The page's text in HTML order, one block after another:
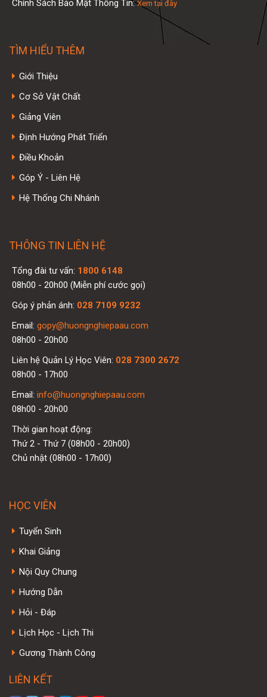
Chính Sách Bảo Mật Thông Tin:Xem tại đây
TÌM HIỂU THÊM
Giới Thiệu
Cơ Sở Vật Chất
Giảng Viên
Định Hướng Phát Triển
Điều Khoản
Góp Ý - Liên Hệ
Hệ Thống Chi Nhánh
THÔNG TIN LIÊN HỆ
Tổng đài tư vấn: 1800 6148
08h00 - 20h00 (Miễn phí cước gọi)
Góp ý phản ánh: 028 7109 9232
Email: gopy@huongnghiepaau.com
08h00 - 20h00
Liên hệ Quản Lý Học Viên: 028 7300 2672
08h00 - 17h00
Email: info@huongnghiepaau.com
08h00 - 20h00
Thời gian hoạt động:
Thứ 2 - Thứ 7 (08h00 - 20h00)
Chủ nhật (08h00 - 17h00)
HỌC VIÊN
Tuyển Sinh
Khai Giảng
Nội Quy Chung
Hướng Dẫn
Hỏi - Đáp
Lịch Học - Lịch Thi
Gương Thành Công
LIÊN KẾT